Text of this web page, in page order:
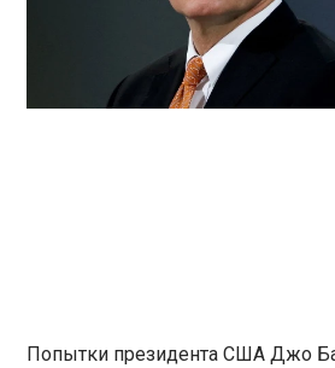
Попытки президента США Джо